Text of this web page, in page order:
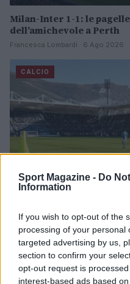
Sport Magazine - Do
Information
If you wish to opt-out of the
processing of your personal
targeted advertising by us,
section to confirm your
opt-out request is
interest-based ads based
Milan-Inter 1-1: le
dell’amichevole a Perth
Francesca Lombardi · 6 Ago 2026
CALCIO
Napoli-Osasuna 2-1: la
dell’amichevole del 5
Ilaria Mauri · 5 Ago 2026